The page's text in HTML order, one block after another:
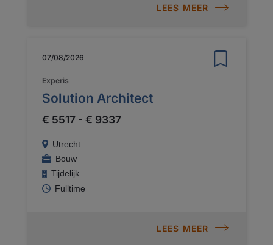
LEES MEER
07/08/2026
Experis
Solution Architect
€ 5517 - € 9337
Utrecht
Bouw
Tijdelijk
Fulltime
LEES MEER